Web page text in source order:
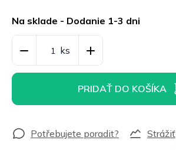
cena:
Na sklade - Dodanie 1-3 dni
PRIDAŤ DO KOŠÍKA
Strážiť